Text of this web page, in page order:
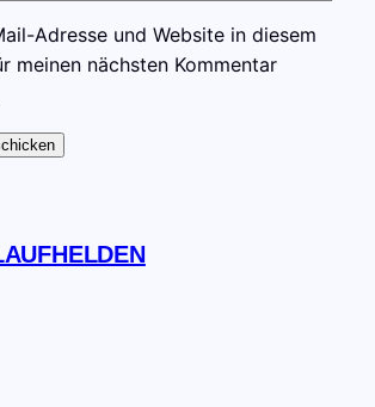
Adresse und Website in diesem
meinen nächsten Kommentar